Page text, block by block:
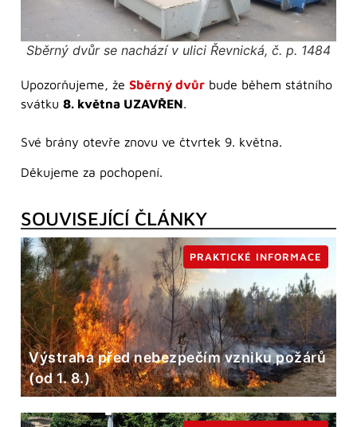
Sběrný dvůr se nachází v ulici Řevnická, č. p. 1484
Upozorňujeme, že Sběrný dvůr bude během státního
svátku 8. května UZAVŘEN.
Své brány otevře znovu ve čtvrtek 9. května.
Děkujeme za pochopení.
SOUVISEJÍCÍ ČLÁNKY
Výstraha před nebezpečím vzniku požárů
(od 1. 8.)
PRAKTICKÉ INFORMACE